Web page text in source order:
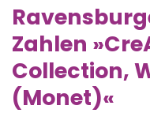
Zahlen
Collection,
(Monet)«